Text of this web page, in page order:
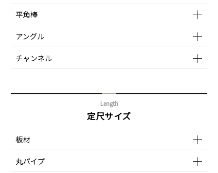
平角棒
アングル
チャンネル
Length
定尺サイズ
板材
丸パイプ